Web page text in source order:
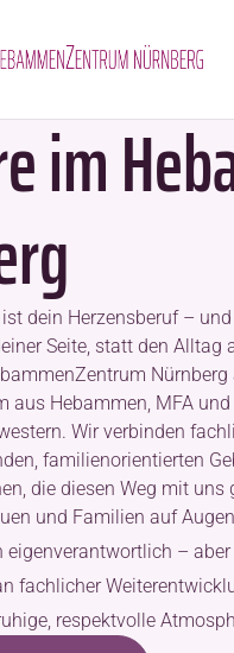
im
dein Herzensberuf –
Seite, statt den Alltag
aus Hebammen, MFA und
Wir verbinden
familienorientierten
die diesen Weg mit uns
und Familien auf
eigenverantwortlich –
fachlicher
respektvolle